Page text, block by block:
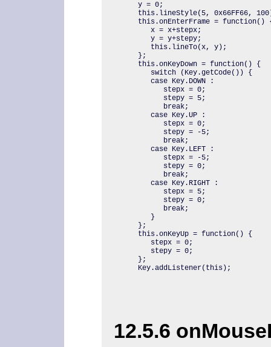
y = 0;
this.lineStyle(5, 0x66FF66,
this.onEnterFrame = function()
   x = x+stepx;
   y = y+stepy;
   this.lineTo(x, y);
};
this.onKeyDown = function() {
   switch (Key.getCode()) {
   case Key.DOWN :
      stepx = 0;
      stepy = 5;
      break;
   case Key.UP :
      stepx = 0;
      stepy = -5;
      break;
   case Key.LEFT :
      stepx = -5;
      stepy = 0;
      break;
   case Key.RIGHT :
      stepx = 5;
      stepy = 0;
      break;
   }
};
this.onKeyUp = function() {
   stepx = 0;
   stepy = 0;
};
Key.addListener(this);
12.5.6